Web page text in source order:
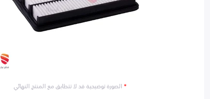
*الصورة توضيحية قد لا تتطابق مع المنتج النهائي